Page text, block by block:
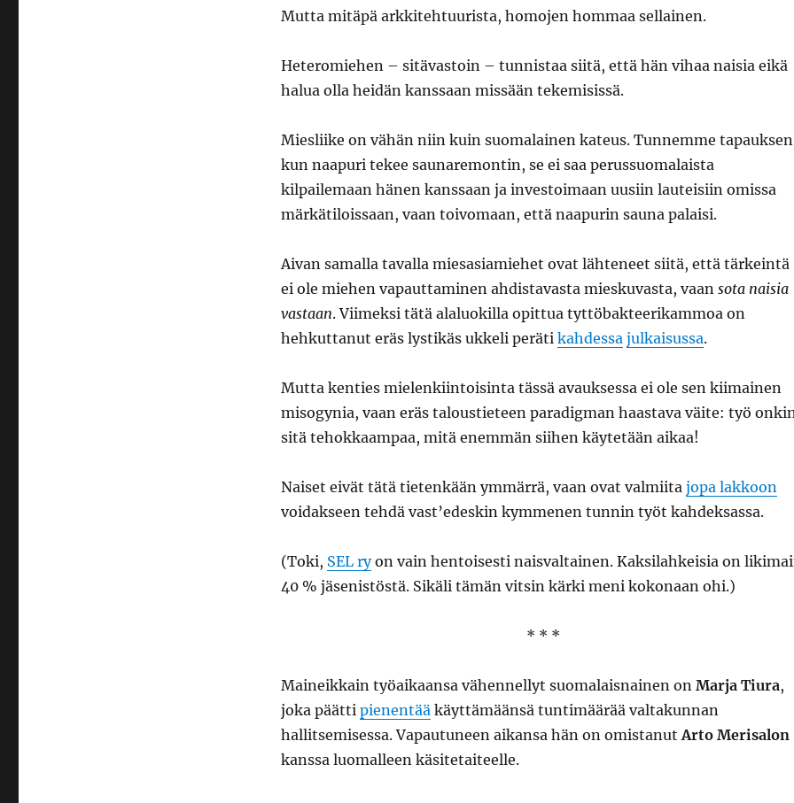
Mutta mitäpä arkkitehtuurista, homojen hommaa sellainen.
Heteromiehen – sitävastoin – tunnistaa siitä, että hän vihaa naisia eikä
halua olla heidän kanssaan missään tekemisissä.
Miesliike on vähän niin kuin suomalainen kateus. Tunnemme
kun naapuri tekee saunaremontin, se ei saa perussuomalaista
kilpailemaan hänen kanssaan ja investoimaan uusiin lauteisiin omissa
märkätiloissaan, vaan toivomaan, että naapurin sauna palaisi.
Aivan samalla tavalla miesasiamiehet ovat lähteneet siitä, että tärkeintä
ei ole miehen vapauttaminen ahdistavasta mieskuvasta, vaan sota naisia
vastaan. Viimeksi tätä alaluokilla opittua tyttöbakteerikammoa on
hehkuttanut eräs lystikäs ukkeli peräti kahdessa julkaisussa.
Mutta kenties mielenkiintoisinta tässä avauksessa ei ole sen kiimainen
misogynia, vaan eräs taloustieteen paradigman haastava väite: työ
sitä tehokkaampaa, mitä enemmän siihen käytetään aikaa!
Naiset eivät tätä tietenkään ymmärrä, vaan ovat valmiita jopa lakkoon
voidakseen tehdä vast’edeskin kymmenen tunnin työt kahdeksassa.
(Toki, SEL ryon vain hentoisesti naisvaltainen. Kaksilahkeisia on
40 % jäsenistöstä. Sikäli tämän vitsin kärki meni kokonaan ohi.)
* * *
Maineikkain työaikaansa vähennellyt suomalaisnainen on Marja Tiura,
joka päätti pienentääkäyttämäänsä tuntimäärää valtakunnan
hallitsemisessa. Vapautuneen aikansa hän on omistanutArto Merisalon
kanssa luomalleen käsitetaiteelle.